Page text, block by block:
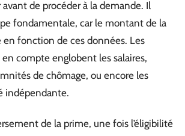
de procéder à la demande. Il
fondamentale, car le montant de la
en fonction de ces données. Les
en compte englobent les salaires,
de chômage, ou encore les
indépendante.
de la prime, une fois l’éligibilité